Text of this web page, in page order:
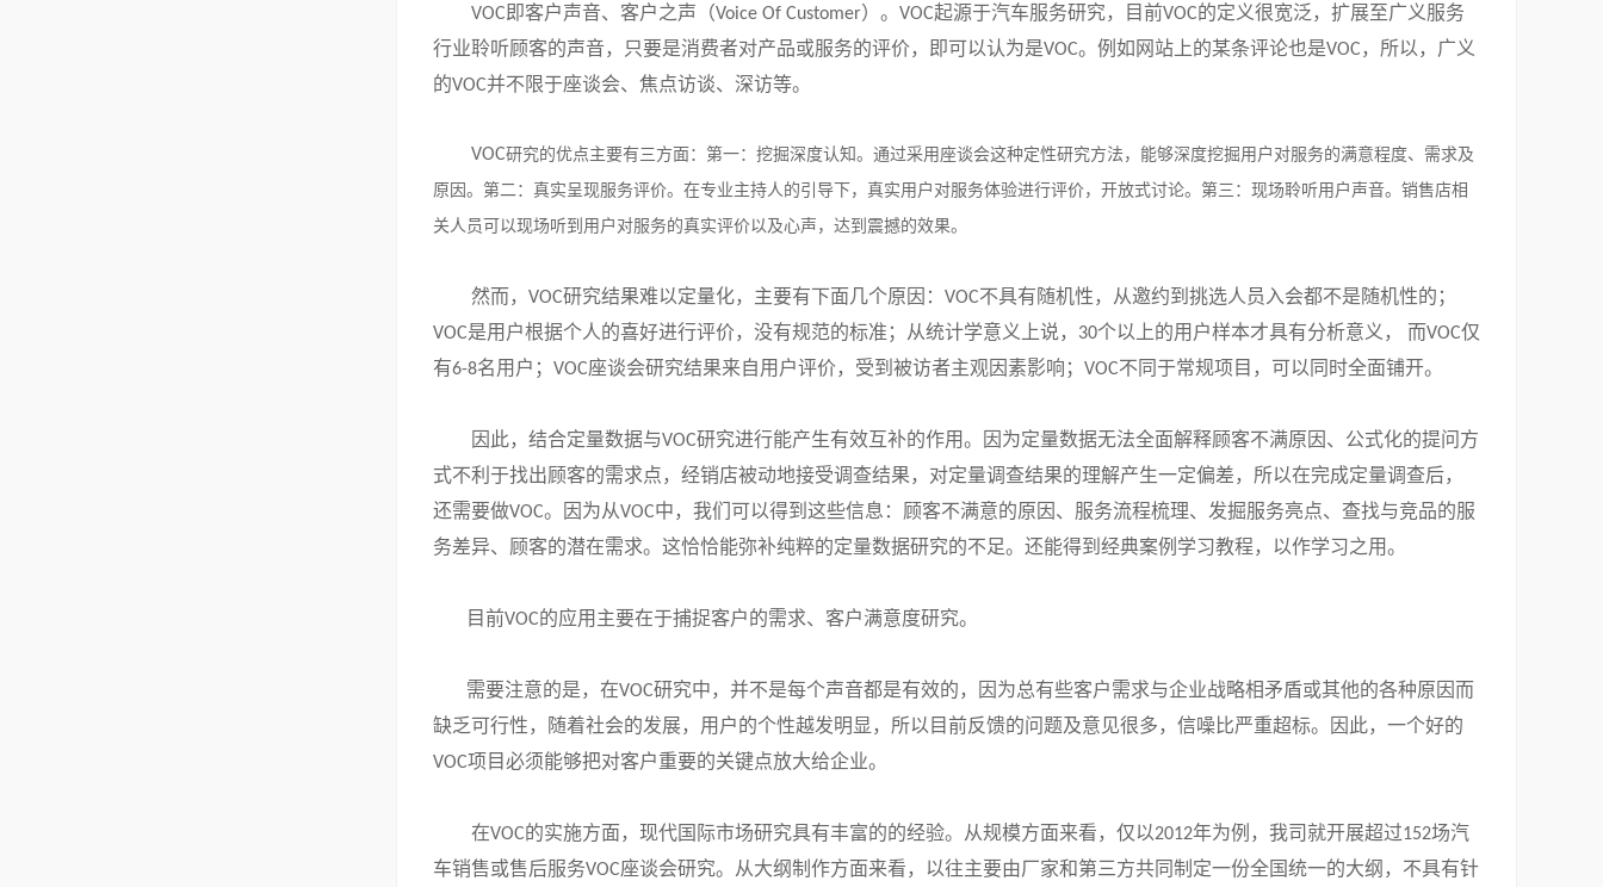
VOC 即客户声音、客户之声（Voice Of Customer）。 VOC起源于汽车服务研究，目前VOC的定义很宽泛，扩展至广义服务
行业聆听顾客的声音，只要是消费者对产品或服务的评价，即可以认为是VOC。例如网站上的某条评论也是VOC ，所以，广义
的VOC并不限于座谈会、焦点访谈、深访等。
VOC研究的优点主要有三方面：第一：挖掘深度认知。通过采用座谈会这种定性研究方法，能够深度挖掘用户对服务的满意程度、需求及
原因。第二：真实呈现服务评价。在专业主持人的引导下，真实用户对服务体验进行评价，开放式讨论。第三：现场聆听用户声音。销售店相
关人员可以现场听到用户对服务的真实评价以及心声，达到震撼的效果。
然而， VOC研究结果难以定量化，主要有下面几个原因： VOC不具有随机性，从邀约到挑选人员入会都不是随机性的；
VOC是用户根据个人的喜好进行评价，没有规范的标准；从统计学意义上说， 30个以上的用户样本才具有分析意义， 而VOC仅
有6-8名用户； VOC座谈会研究结果来自用户评价，受到被访者主观因素影响； VOC不同于常规项目，可以同时全面铺开。
因此，结合定量数据与VOC研究进行能产生有效互补的作用。因为定量数据无法全面解释顾客不满原因、公式化的提问方
式不利于找出顾客的需求点，经销店被动地接受调查结果，对定量调查结果的理解产生一定偏差，所以在完成定量调查后，
还需要做VOC。因为从VOC中，我们可以得到这些信息：顾客不满意的原因、服务流程梳理、发掘服务亮点、查找与竞品的服
务差异、顾客的潜在需求。这恰恰能弥补纯粹的定量数据研究的不足。还能得到经典案例学习教程，以作学习之用。
目前VOC的应用主要在于捕捉客户的需求、客户满意度研究。
需要注意的是，在VOC研究中，并不是每个声音都是有效的，因为总有些客户需求与企业战略相矛盾或其他的各种原因而
缺乏可行性，随着社会的发展，用户的个性越发明显，所以目前反馈的问题及意见很多，信噪比严重超标。因此，一个好的
VOC项目必须能够把对客户重要的关键点放大给企业。
在VOC的实施方面，现代国际市场研究具有丰富的的经验。从规模方面来看，仅以2012年为例，我司就开展超过152场汽
车销售或售后服务VOC座谈会研究。从大纲制作方面来看，以往主要由厂家和第三方共同制定一份全国统一的大纲，不具有针